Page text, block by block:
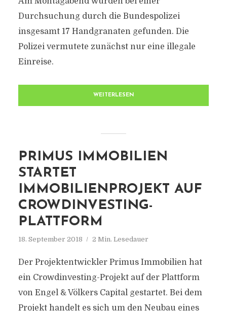
Durchsuchung durch die Bundespolizei
insgesamt 17 Handgranaten gefunden. Die
Polizei vermutete zunächst nur eine illegale
Einreise.
WEITERLESEN
PRIMUS IMMOBILIEN
STARTET
IMMOBILIENPROJEKT AUF
CROWDINVESTING-
PLATTFORM
18. September 2018 2 Min. Lesedauer
Der Projektentwickler Primus Immobilien hat
ein Crowdinvesting-Projekt auf der Plattform
von Engel & Völkers Capital gestartet. Bei dem
Projekt handelt es sich um den Neubau eines